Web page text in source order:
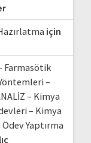
için
Farmasötik
–
– Kimya
– Kimya
Yaptırma